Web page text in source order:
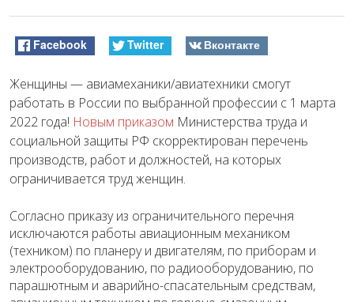
Facebook Twitter Вконтакте
Женщины — авиамеханики/авиатехники смогут
работать в России по выбранной профессии с 1 марта
2022 года! Новым приказом Министерства труда и
социальной защиты РФ скорректирован перечень
производств, работ и должностей, на которых
ограничивается труд женщин.
Согласно приказу из ограничительного перечня
исключаются работы авиационным механиком
(техником) по планеру и двигателям, по приборам и
электрооборудованию, по радиооборудованию, по
парашютным и аварийно-спасательным средствам,